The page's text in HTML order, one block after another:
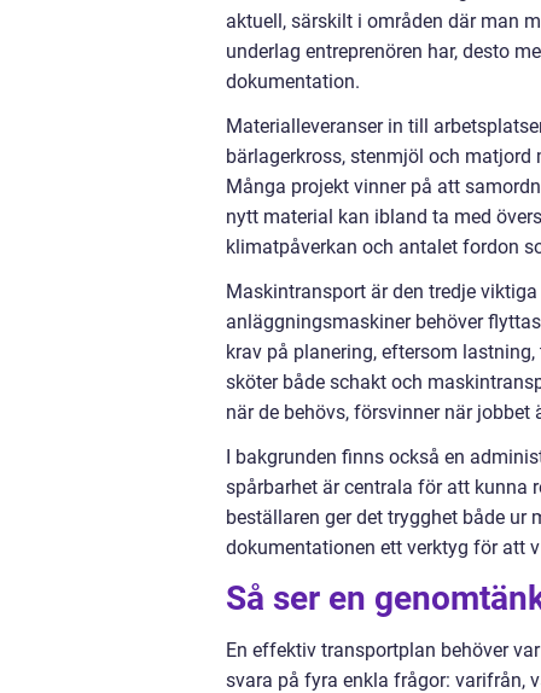
aktuell, särskilt i områden där man
underlag entreprenören har, desto
dokumentation.
Materialleveranser in till
bärlagerkross, stenmjöl och
Många projekt vinner på att
nytt material kan ibland ta med
klimatpåverkan och antalet fordon
Maskintransport är den tredje
anläggningsmaskiner behöver
krav på planering, eftersom
sköter både schakt och
när de behövs, försvinner när
I bakgrunden finns också en
spårbarhet är centrala för att kunna
beställaren ger det trygghet både ur
dokumentationen ett verktyg för att
Så ser en
En effektiv transportplan behöver
svara på fyra enkla frågor: varifrån,